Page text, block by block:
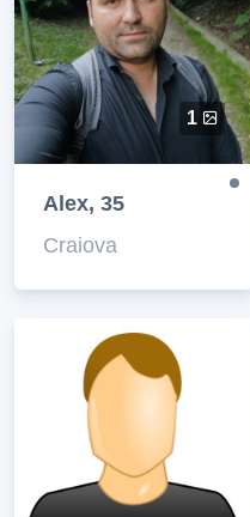
1
Alex, 35
Craiova